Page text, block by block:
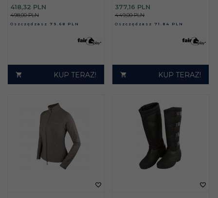
418,32 PLN
498,00 PLN
Oszczędzasz 79.68 PLN
KUP TERAZ!
377,16 PLN
449,00 PLN
Oszczędzasz 71.84 PLN
KUP TERAZ!